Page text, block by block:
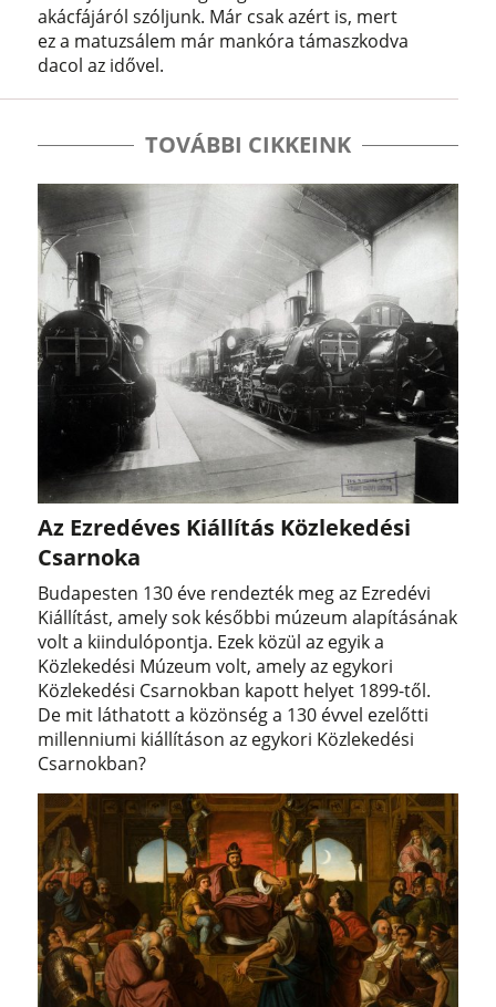
akácfájáról szóljunk. Már csak azért is, mert
ez a matuzsálem már mankóra támaszkodva
dacol az idővel.
TOVÁBBI CIKKEINK
Az Ezredéves Kiállítás Közlekedési
Csarnoka
Budapesten 130 éve rendezték meg az Ezredévi
Kiállítást, amely sok későbbi múzeum alapításának
volt a kiindulópontja. Ezek közül az egyik a
Közlekedési Múzeum volt, amely az egykori
Közlekedési Csarnokban kapott helyet 1899-től.
De mit láthatott a közönség a 130 évvel ezelőtti
millenniumi kiállításon az egykori Közlekedési
Csarnokban?